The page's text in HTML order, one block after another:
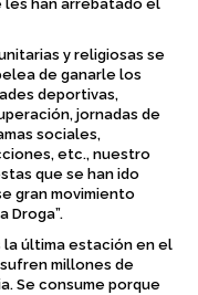
les han arrebatado el
y religiosas se
de ganarle los
deportivas,
jornadas de
sociales,
etc., nuestro
que se han ido
gran movimiento
Droga”.
la última estación en el
millones de
Se consume porque